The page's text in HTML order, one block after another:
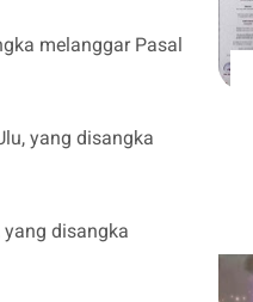
melanggar Pasal
yang disangka
yang disangka